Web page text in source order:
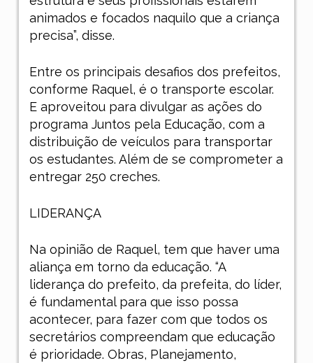
animados e focados naquilo que a criança
precisa”, disse.
Entre os principais desafios dos prefeitos,
conforme Raquel, é o transporte escolar.
E aproveitou para divulgar as ações do
programa Juntos pela Educação, com a
distribuição de veículos para transportar
os estudantes. Além de se comprometer a
entregar 250 creches.
LIDERANÇA
Na opinião de Raquel, tem que haver uma
aliança em torno da educação. “A
liderança do prefeito, da prefeita, do líder,
é fundamental para que isso possa
acontecer, para fazer com que todos os
secretários compreendam que educação
é prioridade. Obras, Planejamento,